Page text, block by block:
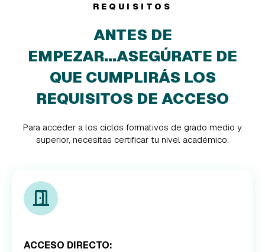
REQUISITOS
ANTES DE
EMPEZAR...ASEGÚRATE DE
QUE CUMPLIRÁS LOS
REQUISITOS DE ACCESO
Para acceder a los ciclos formativos de grado medio y
superior, necesitas certificar tu nivel académico:
ACCESO DIRECTO: